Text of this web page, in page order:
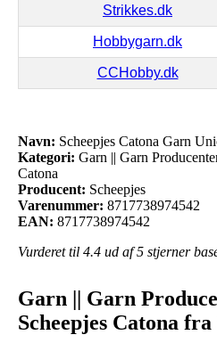
Strikkes.dk
Hobbygarn.dk
CCHobby.dk
Navn: Scheepjes Catona Garn
Kategori: Garn || Garn
Catona
Producent: Scheepjes
Varenummer: 8717738974542
EAN: 8717738974542
Vurderet til 4.4 ud af 5 stjerner
Garn || Garn
Scheepjes Catona fra